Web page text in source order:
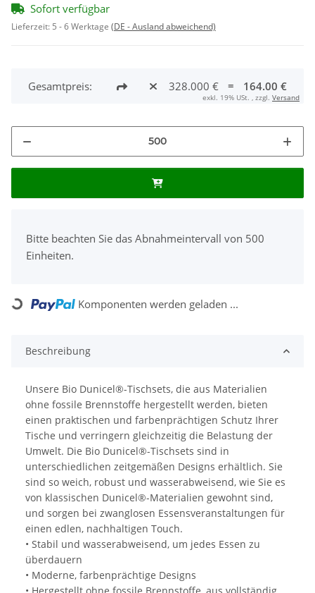
Sofort verfügbar
Lieferzeit: 5 - 6 Werktage (DE - Ausland abweichend)
Gesamtpreis: 328.000 € = 164.00 €
exkl. 19% USt. , zzgl. Versand
Bitte beachten Sie das Abnahmeintervall von 500
Einheiten.
Loading... Komponenten werden geladen ...
Beschreibung
Unsere Bio Dunicel®-Tischsets, die aus Materialien
ohne fossile Brennstoffe hergestellt werden, bieten
einen praktischen und farbenprächtigen Schutz Ihrer
Tische und verringern gleichzeitig die Belastung der
Umwelt. Die Bio Dunicel®-Tischsets sind in
unterschiedlichen zeitgemäßen Designs erhältlich. Sie
sind so weich, robust und wasserabweisend, wie Sie es
von klassischen Dunicel®-Materialien gewohnt sind,
und sorgen bei zwanglosen Essensveranstaltungen für
einen edlen, nachhaltigen Touch.
• Stabil und wasserabweisend, um jedes Essen zu
überdauern
• Moderne, farbenprächtige Designs